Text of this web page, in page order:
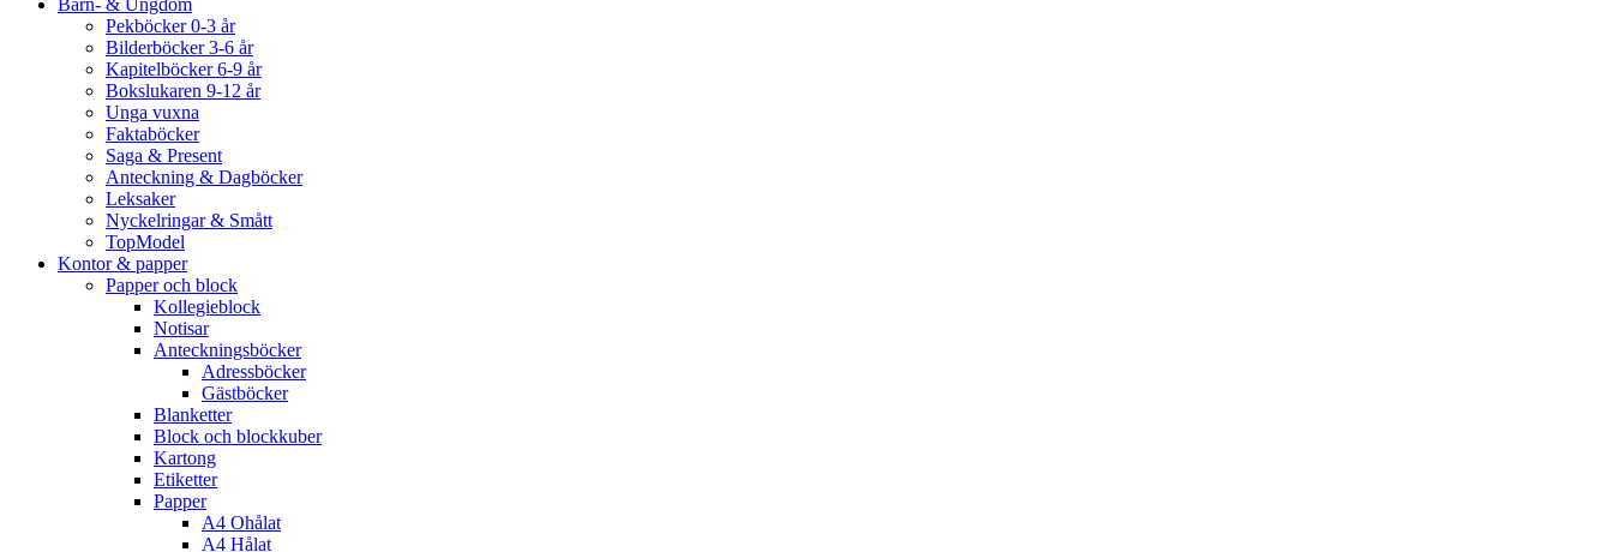
Barn- & Ungdom
Pekböcker 0-3 år
Bilderböcker 3-6 år
Kapitelböcker 6-9 år
Bokslukaren 9-12 år
Unga vuxna
Faktaböcker
Saga & Present
Anteckning & Dagböcker
Leksaker
Nyckelringar & Smått
TopModel
Kontor & papper
Papper och block
Kollegieblock
Notisar
Anteckningsböcker
Adressböcker
Gästböcker
Blanketter
Block och blockkuber
Kartong
Etiketter
Papper
A4 Ohålat
A4 Hålat